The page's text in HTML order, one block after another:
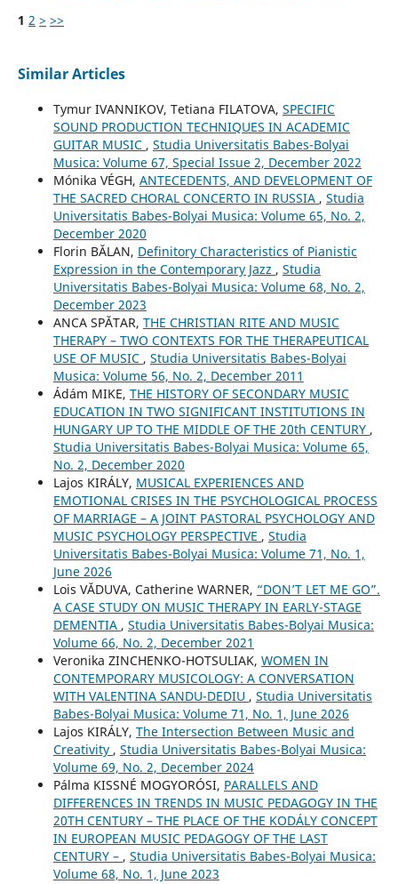
1 2 > >>
Similar Articles
Tymur IVANNIKOV, Tetiana FILATOVA, SPECIFIC
SOUND PRODUCTION TECHNIQUES IN ACADEMIC
GUITAR MUSIC , Studia Universitatis Babes-Bolyai
Musica: Volume 67, Special Issue 2, December 2022
Mónika VÉGH, ANTECEDENTS, AND DEVELOPMENT OF
THE SACRED CHORAL CONCERTO IN RUSSIA , Studia
Universitatis Babes-Bolyai Musica: Volume 65, No. 2,
December 2020
Florin BĂLAN, Definitory Characteristics of Pianistic
Expression in the Contemporary Jazz , Studia
Universitatis Babes-Bolyai Musica: Volume 68, No. 2,
December 2023
ANCA SPĂTAR, THE CHRISTIAN RITE AND MUSIC
THERAPY – TWO CONTEXTS FOR THE THERAPEUTICAL
USE OF MUSIC , Studia Universitatis Babes-Bolyai
Musica: Volume 56, No. 2, December 2011
Ádám MIKE, THE HISTORY OF SECONDARY MUSIC
EDUCATION IN TWO SIGNIFICANT INSTITUTIONS IN
HUNGARY UP TO THE MIDDLE OF THE 20th CENTURY ,
Studia Universitatis Babes-Bolyai Musica: Volume 65,
No. 2, December 2020
Lajos KIRÁLY, MUSICAL EXPERIENCES AND
EMOTIONAL CRISES IN THE PSYCHOLOGICAL PROCESS
OF MARRIAGE – A JOINT PASTORAL PSYCHOLOGY AND
MUSIC PSYCHOLOGY PERSPECTIVE , Studia
Universitatis Babes-Bolyai Musica: Volume 71, No. 1,
June 2026
Lois VĂDUVA, Catherine WARNER, “DON’T LET ME GO”.
A CASE STUDY ON MUSIC THERAPY IN EARLY-STAGE
DEMENTIA , Studia Universitatis Babes-Bolyai Musica:
Volume 66, No. 2, December 2021
Veronika ZINCHENKO-HOTSULIAK, WOMEN IN
CONTEMPORARY MUSICOLOGY: A CONVERSATION
WITH VALENTINA SANDU-DEDIU , Studia Universitatis
Babes-Bolyai Musica: Volume 71, No. 1, June 2026
Lajos KIRÁLY, The Intersection Between Music and
Creativity , Studia Universitatis Babes-Bolyai Musica:
Volume 69, No. 2, December 2024
Pálma KISSNÉ MOGYORÓSI, PARALLELS AND
DIFFERENCES IN TRENDS IN MUSIC PEDAGOGY IN THE
20TH CENTURY – THE PLACE OF THE KODÁLY CONCEPT
IN EUROPEAN MUSIC PEDAGOGY OF THE LAST
CENTURY – , Studia Universitatis Babes-Bolyai Musica:
Volume 68, No. 1, June 2023